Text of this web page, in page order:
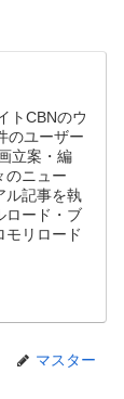
トCBNのウ
のユーザー
立案・編
のニュー
ル記事を執
ロード・ブ
モリロード
マスター